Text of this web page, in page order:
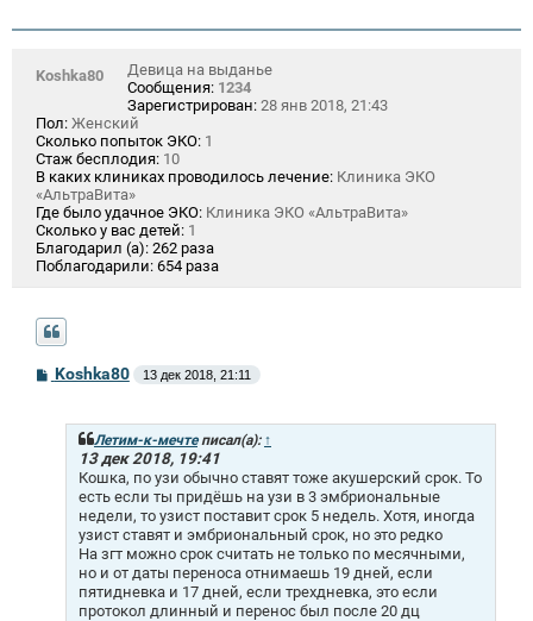
Koshka80
Девица на выданье
Сообщения: 1234
Зарегистрирован: 28 янв 2018, 21:43
Пол: Женский
Сколько попыток ЭКО: 1
Стаж бесплодия: 10
В каких клиниках проводилось лечение: Клиника ЭКО
«АльтраВита»
Где было удачное ЭКО: Клиника ЭКО «АльтраВита»
Сколько у вас детей: 1
Благодарил (а): 262 раза
Поблагодарили: 654 раза
СKoshka80 13 дек 2018, 21:11
Летим-к-мечтеписал(а): ↑
13 дек 2018, 19:41
Кошка, по узи обычно ставят тоже акушерский срок. То
есть если ты придёшь на узи в 3 эмбриональные
недели, то узист поставит срок 5 недель. Хотя, иногда
узист ставят и эмбриональный срок, но это редко
На згт можно срок считать не только по месячными,
но и от даты переноса отнимаешь 19 дней, если
пятидневка и 17 дней, если трехдневка, это если
протокол длинный и перенос был после 20 дц